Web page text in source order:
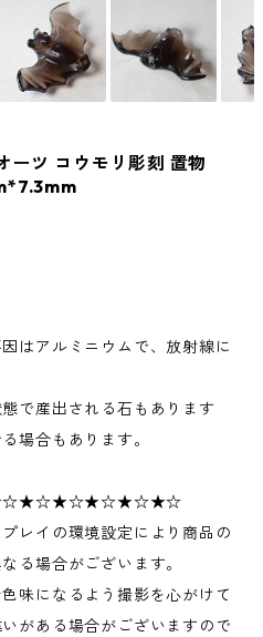
ーツ コウモリ彫刻 置物
はアルミニウムで、放射線に
で産出される石もあります
場合もあります。
レイの環境設定により商品の
る場合がございます。
味になるよう撮影を心がけて
がある場合がございますので